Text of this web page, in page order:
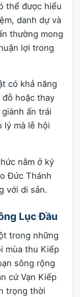
thể được hiểu
danh dự và
thường mong
lợi trong
có khả năng
hoặc thay
ấn trái
lý mà lễ hội
nằm ở ký
Đức Thánh
với di sản.
Lục Đầu
trong những
mùa thu Kiếp
sông rộng
cứ Vạn Kiếp
trọng thời